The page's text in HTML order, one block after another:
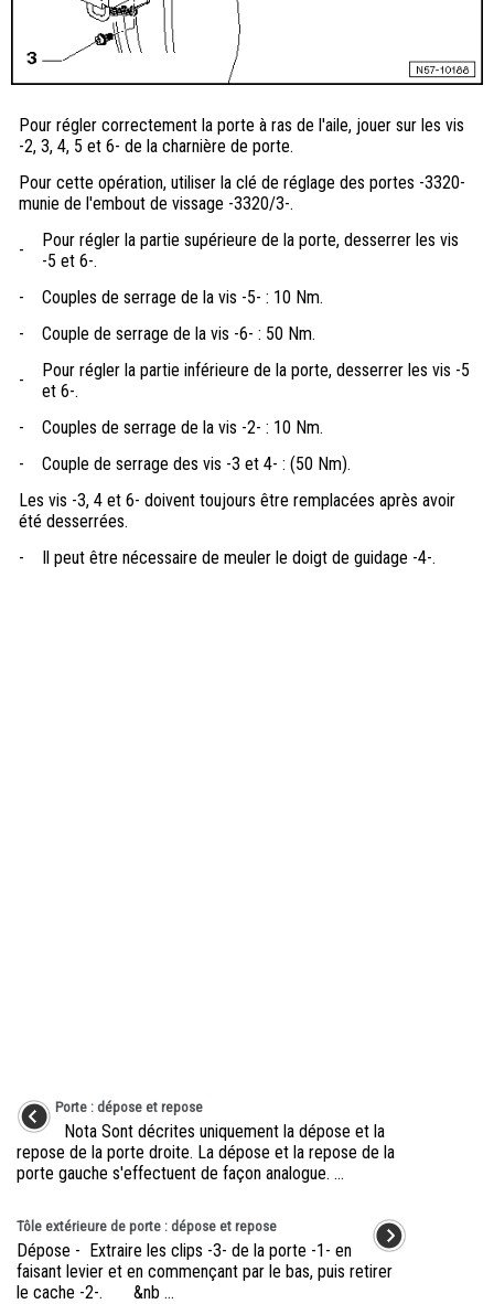
Pour régler correctement la porte à ras de l'aile, jouer sur les vis
-2, 3, 4, 5 et 6- de la charnière de porte.
Pour cette opération, utiliser la clé de réglage des portes -3320-
munie de l'embout de vissage -3320/3-.
-
Pour régler la partie supérieure de la porte, desserrer les vis
-5 et 6-.
-
Couples de serrage de la vis -5- : 10 Nm.
-
Couple de serrage de la vis -6- : 50 Nm.
-
Pour régler la partie inférieure de la porte, desserrer les vis -5
et 6-.
-
Couples de serrage de la vis -2- : 10 Nm.
-
Couple de serrage des vis -3 et 4- : (50 Nm).
Les vis -3, 4 et 6- doivent toujours être remplacées après avoir
été desserrées.
-
Il peut être nécessaire de meuler le doigt de guidage -4-.
Porte : dépose et repose
Nota Sont décrites uniquement la dépose et la
repose de la porte droite. La dépose et la repose de la
porte gauche s'effectuent de façon analogue. ...
Tôle extérieure de porte : dépose et repose
Dépose - Extraire les clips -3- de la porte -1- en
faisant levier et en commençant par le bas, puis retirer
le cache -2-. &nb ...